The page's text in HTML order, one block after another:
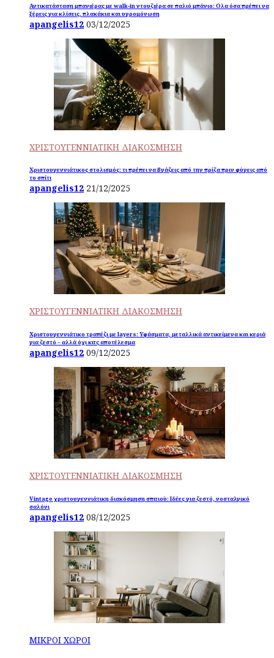
Αντικατάσταση μπανιέρας με walk-in ντουζιέρα σε παλιό μπάνιο: Ολα όσα πρέπει να
ξέρεις για κλίσεις, πλακάκια και υγρομόνωση
apangelis12 03/12/2025
ΧΡΙΣΤΟΥΓΕΝΝΙΑΤΙΚΗ ΔΙΑΚΟΣΜΗΣΗ
Χριστουγεννιάτικος στολισμός: τι πρέπει να βγάζεις από την πρίζα πριν φύγεις από
το σπίτι
apangelis12 21/12/2025
ΧΡΙΣΤΟΥΓΕΝΝΙΑΤΙΚΗ ΔΙΑΚΟΣΜΗΣΗ
Χριστουγεννιάτικο τραπέζι με layers: Υφάσματα, μεταλλικά αντικείμενα και κεριά
για ζεστό – αλλά όχι κιτς αποτέλεσμα
apangelis12 09/12/2025
ΧΡΙΣΤΟΥΓΕΝΝΙΑΤΙΚΗ ΔΙΑΚΟΣΜΗΣΗ
Vintage χριστουγεννιάτικη διακόσμηση σπιτιού: Ιδέες για ζεστό, νοσταλγικό
σαλόνι
apangelis12 08/12/2025
ΜΙΚΡΟΙ ΧΩΡΟΙ